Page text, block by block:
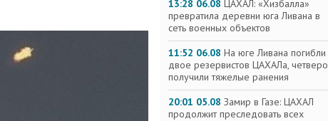
13:28 06.08 ЦАХАЛ: «Хизбалла»
превратила деревни юга Ливана в
сеть военных объектов
11:52 06.08 На юге Ливана погибли
двое резервистов ЦАХАЛа, четверо
получили тяжелые ранения
20:01 05.08 Замир в Газе: ЦАХАЛ
продолжит преследовать всех